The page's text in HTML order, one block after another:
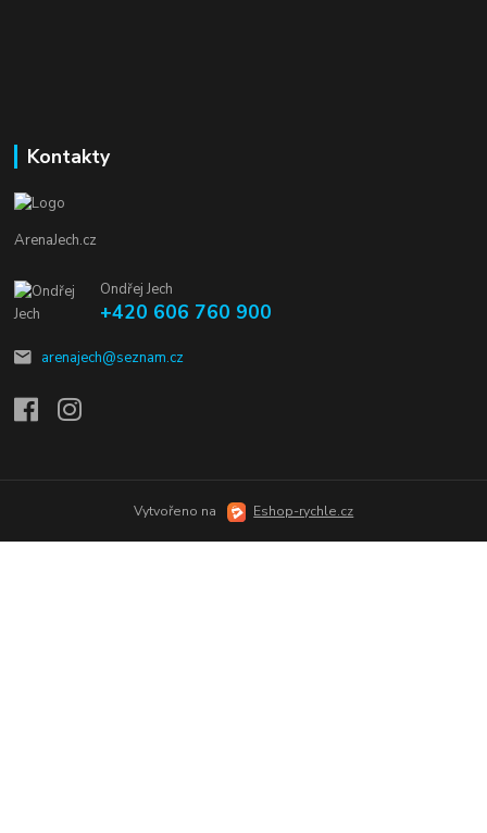
Kontakty
ArenaJech.cz
Ondřej Jech
+420 606 760 900
arenajech@seznam.cz
Vytvořeno na Eshop-rychle.cz